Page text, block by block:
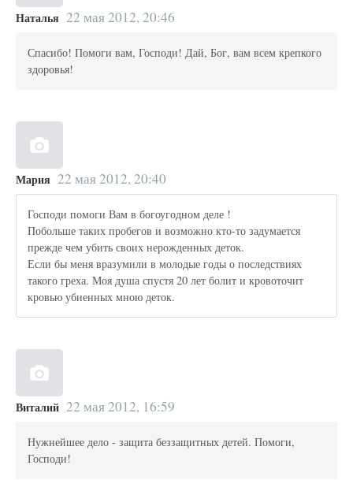
Наталья 22 мая 2012, 20:46
Спасибо! Помоги вам, Господи! Дай, Бог, вам всем крепкого
здоровья!
Мария 22 мая 2012, 20:40
Господи помоги Вам в богоугодном деле !
Побольше таких пробегов и возможно кто-то задумается
прежде чем убить своих нерожденных деток.
Если бы меня вразумили в молодые годы о последствиях
такого греха. Моя душа спустя 20 лет болит и кровоточит
кровью убиенных мною деток.
Виталий 22 мая 2012, 16:59
Нужнейшее дело - защита беззащитных детей. Помоги,
Господи!